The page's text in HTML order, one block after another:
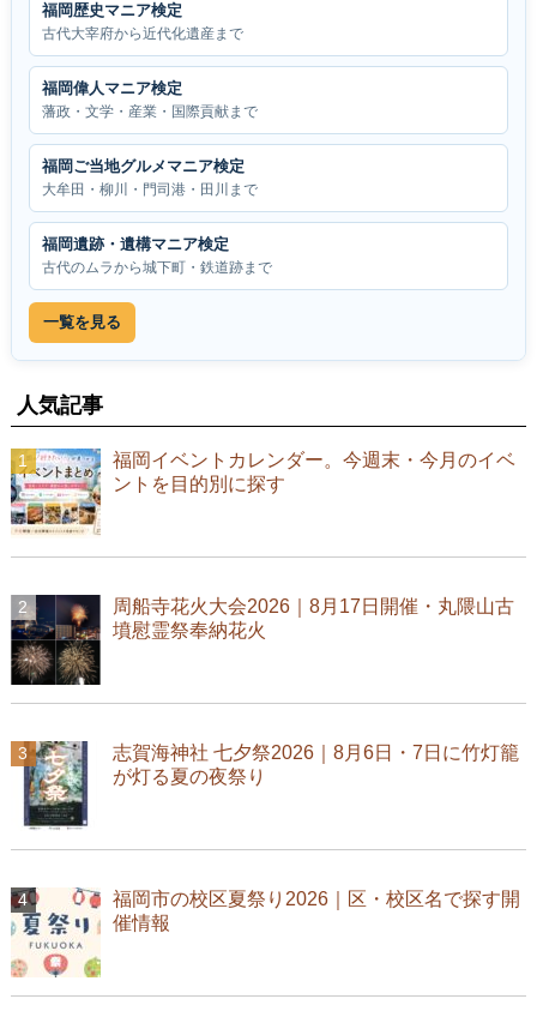
福岡歴史マニア検定
古代大宰府から近代化遺産まで
福岡偉人マニア検定
藩政・文学・産業・国際貢献まで
福岡ご当地グルメマニア検定
大牟田・柳川・門司港・田川まで
福岡遺跡・遺構マニア検定
古代のムラから城下町・鉄道跡まで
一覧を見る
人気記事
福岡イベントカレンダー。今週末・今月のイベ
ントを目的別に探す
周船寺花火大会2026｜8月17日開催・丸隈山古
墳慰霊祭奉納花火
志賀海神社 七夕祭2026｜8月6日・7日に竹灯籠
が灯る夏の夜祭り
福岡市の校区夏祭り2026｜区・校区名で探す開
催情報